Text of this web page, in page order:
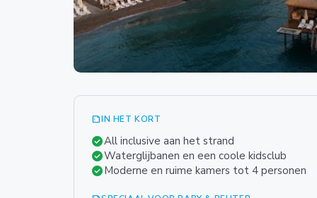
summarizeIN HET KORT
check_circleAll inclusive aan het strand
check_circleWaterglijbanen en een coole kidsclub
check_circleModerne en ruime kamers tot 4 personen